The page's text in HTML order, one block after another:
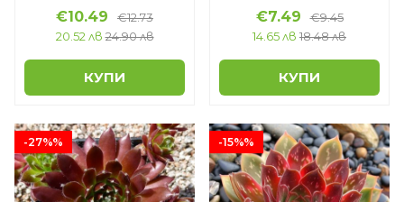
€10.49
€12.73
20.52 лв 24.90 лв
КУПИ
€7.49
€9.45
14.65 лв 18.48 лв
КУПИ
-27%% -15%%